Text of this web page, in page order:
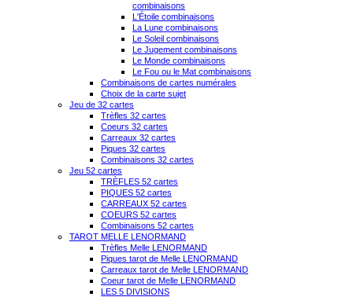
combinaisons
L'Étoile combinaisons
La Lune combinaisons
Le Soleil combinaisons
Le Jugement combinaisons
Le Monde combinaisons
Le Fou ou le Mat combinaisons
Combinaisons de cartes numérales
Choix de la carte sujet
Jeu de 32 cartes
Trèfles 32 cartes
Coeurs 32 cartes
Carreaux 32 cartes
Piques 32 cartes
Combinaisons 32 cartes
Jeu 52 cartes
TRÈFLES 52 cartes
PIQUES 52 cartes
CARREAUX 52 cartes
COEURS 52 cartes
Combinaisons 52 cartes
TAROT MELLE LENORMAND
Trèfles Melle LENORMAND
Piques tarot de Melle LENORMAND
Carreaux tarot de Melle LENORMAND
Coeur tarot de Melle LENORMAND
LES 5 DIVISIONS